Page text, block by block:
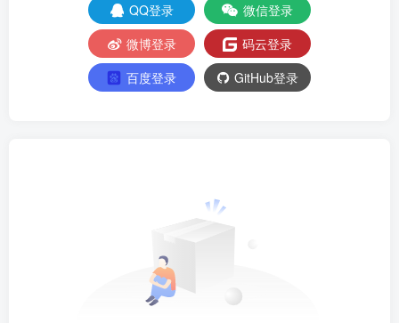
QQ登录
微信登录
微博登录
码云登录
百度登录
GitHub登录